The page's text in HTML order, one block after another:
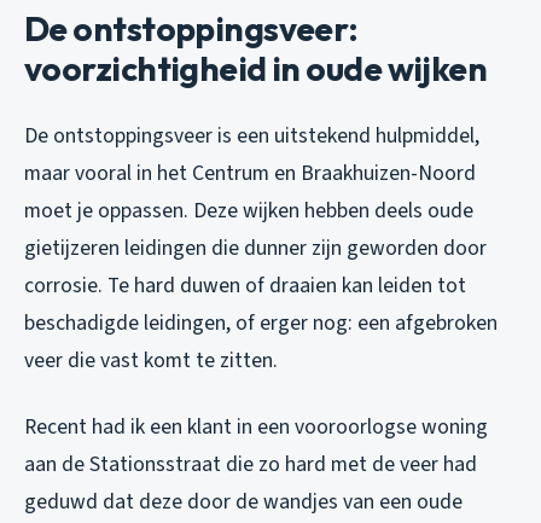
De ontstoppingsveer:
voorzichtigheid in oude wijken
De ontstoppingsveer is een uitstekend hulpmiddel,
maar vooral in het Centrum en Braakhuizen-Noord
moet je oppassen. Deze wijken hebben deels oude
gietijzeren leidingen die dunner zijn geworden door
corrosie. Te hard duwen of draaien kan leiden tot
beschadigde leidingen, of erger nog: een afgebroken
veer die vast komt te zitten.
Recent had ik een klant in een vooroorlogse woning
aan de Stationsstraat die zo hard met de veer had
geduwd dat deze door de wandjes van een oude